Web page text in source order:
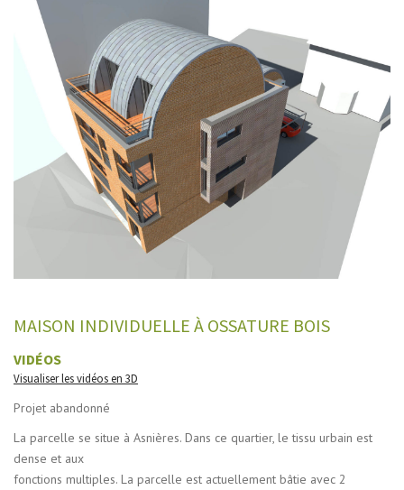
MAISON INDIVIDUELLE À OSSATURE BOIS
VIDÉOS
Visualiser les vidéos en 3D
Projet abandonné
La parcelle se situe à Asnières. Dans ce quartier, le tissu urbain est
dense et aux
fonctions multiples. La parcelle est actuellement bâtie avec 2